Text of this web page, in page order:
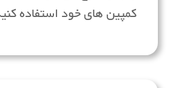
کمپین های خود استفاده